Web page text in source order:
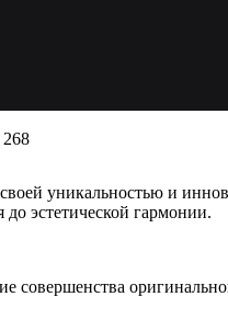
уникальностью и
эстетической гармонии.
совершенства